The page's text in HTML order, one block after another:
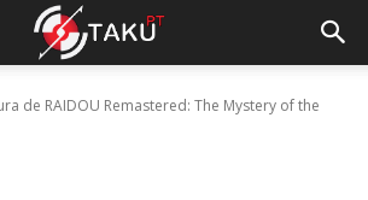
de RAIDOU Remastered: The Mystery of the